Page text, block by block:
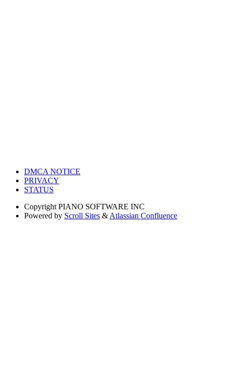
DMCA NOTICE
PRIVACY
STATUS
Copyright PIANO SOFTWARE INC
Powered by Scroll Sites & Atlassian Confluence